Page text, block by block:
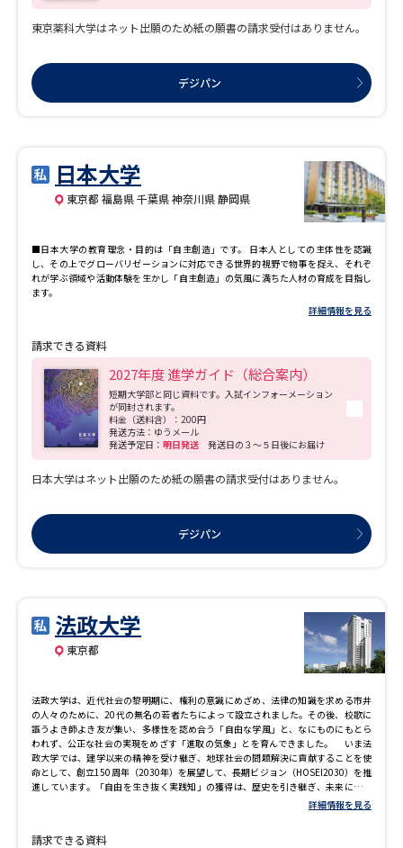
東京薬科大学はネット出願のため紙の願書の請求受付はありません。
デジパン
日本大学
東京都 福島県 千葉県 神奈川県 静岡県
■日本大学の教育理念・目的は「自主創造」です。 日本人としての主体性を認識
し、その上でグローバリゼーションに対応できる世界的視野で物事を捉え、それぞ
れが学ぶ領域や活動体験を生かし「自主創造」の気風に満ちた人材の育成を目指し
ます。
詳細情報を見る
請求できる資料
2027年度 進学ガイド（総合案内）
短期大学部と同じ資料です。入試インフォーメーション
が同封されます。
料金（送料含）：200円
発送方法：ゆうメール
発送予定日： 明日発送 発送日の３～５日後にお届け
日本大学はネット出願のため紙の願書の請求受付はありません。
デジパン
法政大学
東京都
法政大学は、近代社会の黎明期に、権利の意識にめざめ、法律の知識を求める市井
の人々のために、20代の無名の若者たちによって設立されました。その後、校歌に
謳うよき師よき友が集い、多様性を認め合う「自由な学風」と、なにものにもとら
われず、公正な社会の実現をめざす「進取の気象」とを育んできました。 いま法
政大学では、建学以来の精神を受け継ぎ、地球社会の問題解決に貢献することを使
命として、創立150周年（2030年）を展望して、長期ビジョン（HOSEI2030）を推
進しています。「自由を生き抜く実践知」の獲得は、歴史を引き継ぎ、未来に向け
た本学の「約束」です。 他者への共感に基づく健全な批判精神をもち、社会の課
詳細情報を見る
請求できる資料